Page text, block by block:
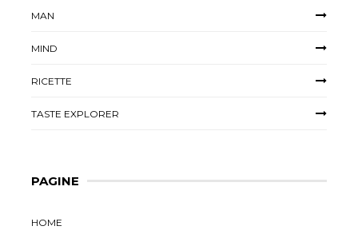
MAN
MIND
RICETTE
TASTE EXPLORER
PAGINE
HOME